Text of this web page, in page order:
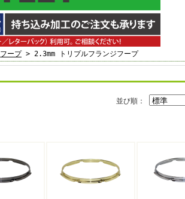
フープ> 2.3mm トリプルフランジフープ
並び順：